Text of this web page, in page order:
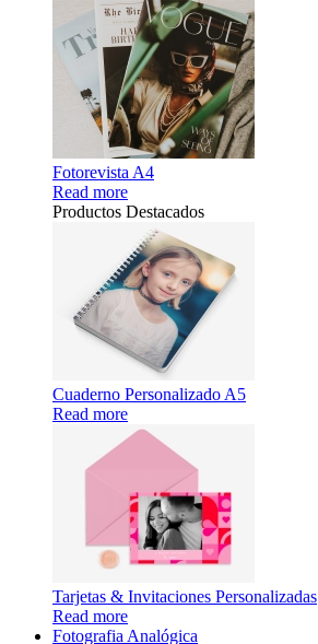
Fotorevista A4
Read more
Productos Destacados
Cuaderno Personalizado A5
Read more
Tarjetas & Invitaciones Personalizadas
Read more
Fotografia Analógica